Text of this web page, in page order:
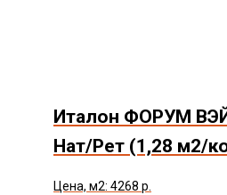
Италон ФОРУМ
Нат/Рет (1,28 м2/
Цена, м2: 4268 р.